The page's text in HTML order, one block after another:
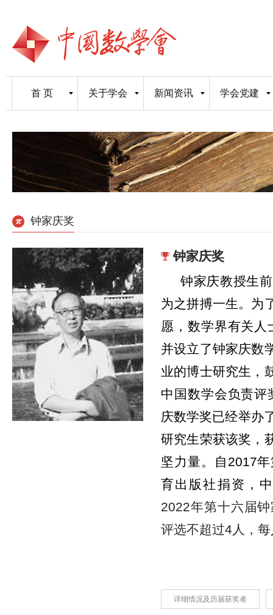
首 页 关于学会 新闻资讯 学会党建
钟家庆奖
钟家庆奖
钟家庆教授生
为之拼搏一生。为
愿，数学界有关
并设立了钟家庆数
业的博士研究生，
中国数学会负责评
庆数学奖已经举办
研究生荣获该奖，
坚力量。自2017
育出版社捐资，
2022年第十六届
评选不超过4人，
详细情况及历届获奖者